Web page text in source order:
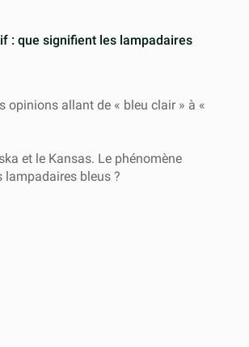
: que signifient les lampadaires
opinions allant de « bleu clair » à «
et le Kansas. Le phénomène
lampadaires bleus ?